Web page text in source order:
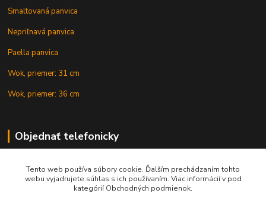
Smaltovaná panvica
Nepriľnavá panvica
Paella panvica
Wok, priemer: 31 cm
Wok, priemer: 36 cm
Objednať telefonicky
+421 902 212 007
Tento web používa súbory cookie. Ďalším prechádzaním tohto
webu vyjadrujete súhlas s ich používaním. Viac informácií v pod
kategórií Obchodných podmienok.